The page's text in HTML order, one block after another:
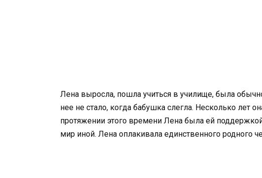
Лена выросла, пошла учиться в училище, была
нее не стало, когда бабушка слегла. Несколько лет
протяжении этого времени Лена была ей
мир иной. Лена оплакивала единственного родного